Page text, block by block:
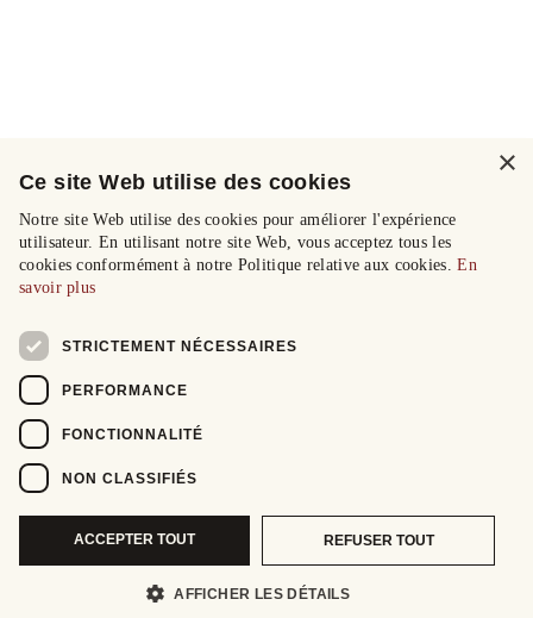
×
Ce site Web utilise des cookies
Notre site Web utilise des cookies pour améliorer l'expérience
utilisateur. En utilisant notre site Web, vous acceptez tous les
cookies conformément à notre Politique relative aux cookies.En
savoir plus
STRICTEMENT NÉCESSAIRES
PERFORMANCE
FONCTIONNALITÉ
NON CLASSIFIÉS
ACCEPTER TOUT REFUSER TOUT
AFFICHER LES DÉTAILS